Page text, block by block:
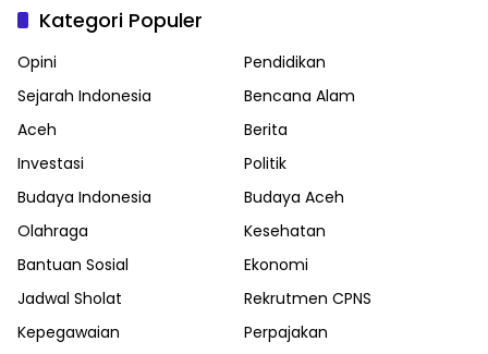
Kategori Populer
Opini
Pendidikan
Sejarah Indonesia
Bencana Alam
Aceh
Berita
Investasi
Politik
Budaya Indonesia
Budaya Aceh
Olahraga
Kesehatan
Bantuan Sosial
Ekonomi
Jadwal Sholat
Rekrutmen CPNS
Kepegawaian
Perpajakan